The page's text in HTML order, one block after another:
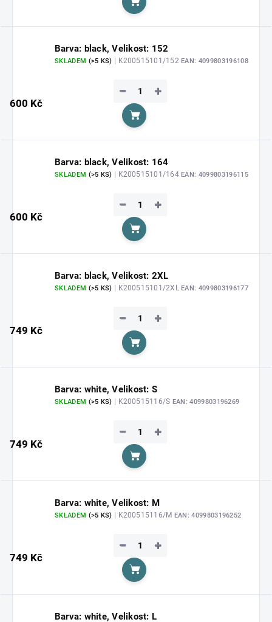
Do košíku
Barva: black, Velikost: 152
SKLADEM (>5 KS) | K200515101/152EAN: 4099803196108
600 Kč
+
−
Do košíku
Barva: black, Velikost: 164
SKLADEM (>5 KS) | K200515101/164EAN: 4099803196115
600 Kč
+
−
Do košíku
Barva: black, Velikost: 2XL
SKLADEM (>5 KS) | K200515101/2XLEAN: 4099803196177
749 Kč
+
−
Do košíku
Barva: white, Velikost: S
SKLADEM (>5 KS) | K200515116/S EAN: 4099803196269
749 Kč
+
−
Do košíku
Barva: white, Velikost: M
SKLADEM (>5 KS) | K200515116/M EAN: 4099803196252
749 Kč
+
−
Do košíku
Barva: white, Velikost: L